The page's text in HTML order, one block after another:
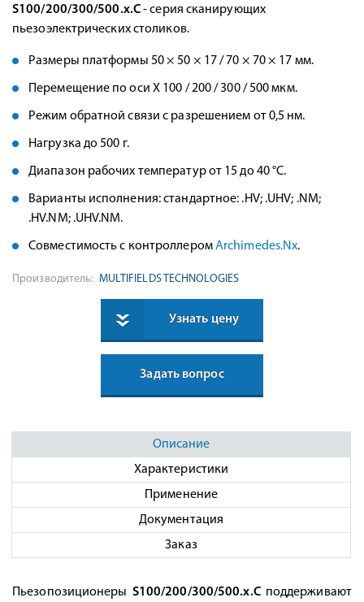
S100/200/300/500.x.C- серия сканирующих
пьезоэлектрических столиков.
Размеры платформы 50 × 50 × 17 / 70 × 70 × 17 мм.
Перемещение по оси Х 100 / 200 / 300 / 500 мкм.
Режим обратной связи с разрешением от 0,5 нм.
Нагрузка до 500 г.
Диапазон рабочих температур от 15 до 40 °C.
Варианты исполнения: стандартное: .HV; .UHV; .NM;
.HV.NM; .UHV.NM.
Совместимость с контроллеромArchimedes.Nx.
Производитель: MULTIFIELDS TECHNOLOGIES
Узнать цену
Задать вопрос
Описание
Характеристики
Применение
Документация
Заказ
Пьезопозиционеры S100/200/300/500.x.Cподдерживают